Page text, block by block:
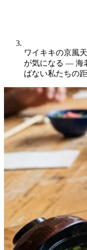
ワイキキの京風
が気になる ― 海
ばない私たちの